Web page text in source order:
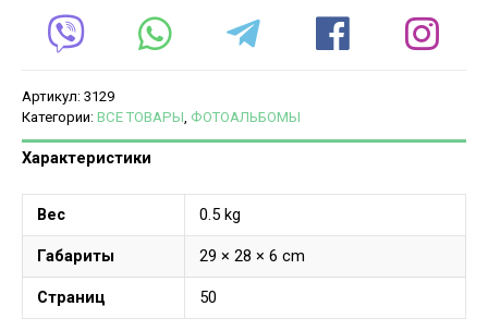
Артикул: 3129
Категории: ВСЕ ТОВАРЫ ФОТОАЛЬБОМЫ
Характеристики
Вес 0.5 kg
Габариты 29 × 28 × 6 cm
Страниц 50